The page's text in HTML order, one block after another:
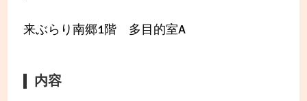
来ぶらり南郷1階 多目的室A
内容